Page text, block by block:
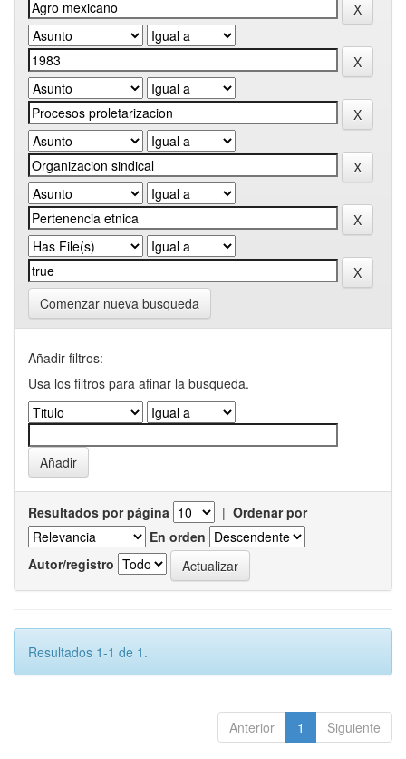
Comenzar nueva busqueda
Añadir filtros:
Usa los filtros para afinar la busqueda.
Resultados por página | Ordenar por
En orden
Autor/registro
Resultados 1-1 de 1.
Anterior 1 Siguiente